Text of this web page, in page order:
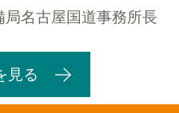
局名古屋国道事務所長
見る